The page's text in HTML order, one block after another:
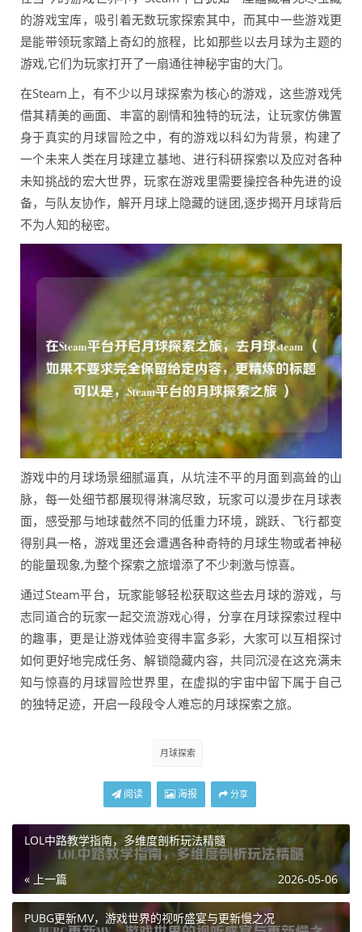
的游戏宝库，吸引着无数玩家探索其中，而其中一些游戏更
是能带领玩家踏上奇幻的旅程，比如那些以去月球为主题的
游戏,它们为玩家打开了一扇通往神秘宇宙的大门。
在Steam上，有不少以月球探索为核心的游戏，这些游戏凭
借其精美的画面、丰富的剧情和独特的玩法，让玩家仿佛置
身于真实的月球冒险之中，有的游戏以科幻为背景，构建了
一个未来人类在月球建立基地、进行科研探索以及应对各种
未知挑战的宏大世界，玩家在游戏里需要操控各种先进的设
备，与队友协作，解开月球上隐藏的谜团,逐步揭开月球背后
不为人知的秘密。
游戏中的月球场景细腻逼真，从坑洼不平的月面到高耸的山
脉，每一处细节都展现得淋漓尽致，玩家可以漫步在月球表
面，感受那与地球截然不同的低重力环境，跳跃、飞行都变
得别具一格，游戏里还会遭遇各种奇特的月球生物或者神秘
的能量现象,为整个探索之旅增添了不少刺激与惊喜。
通过Steam平台，玩家能够轻松获取这些去月球的游戏，与
志同道合的玩家一起交流游戏心得，分享在月球探索过程中
的趣事，更是让游戏体验变得丰富多彩，大家可以互相探讨
如何更好地完成任务、解锁隐藏内容，共同沉浸在这充满未
知与惊喜的月球冒险世界里，在虚拟的宇宙中留下属于自己
的独特足迹，开启一段段令人难忘的月球探索之旅。
月球探索
阅读 海报 分享
LOL中路教学指南，多维度剖析玩法精髓
« 上一篇 2026-05-06
PUBG更新MV，游戏世界的视听盛宴与更新慢之况